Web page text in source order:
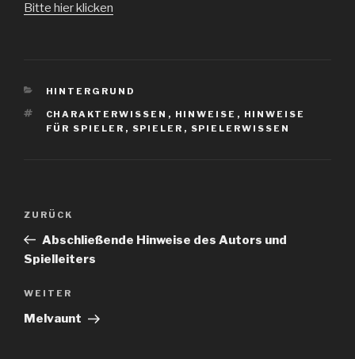
Bitte hier klicken
KATEGORIEN
HINTERGRUND
SCHLAGWÖRTER
CHARAKTERWISSEN , HINWEISE , HINWEISE
FÜR SPIELER , SPIELER , SPIELERWISSEN
Beitragsnavigation
Vorheriger
Beitrag
ZURÜCK
Abschließende Hinweise des Autors und
Spielleiters
Nächster
Beitrag
WEITER
Melvaunt